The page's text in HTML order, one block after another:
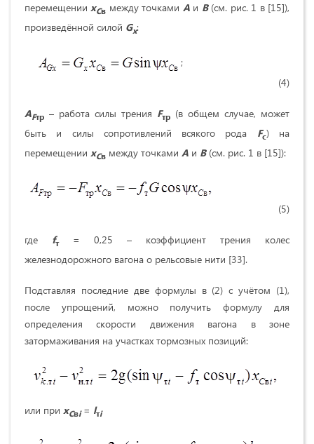
перемещенииxCв между точками Aи B(см. рис. 1 в [15]),
произведённой силой Gx:
;
(4)
AFтр – работа силы трения Fтр (в общем случае, может
быть и силы сопротивлений всякого рода Fс) на
перемещении xCв между точками A и B(см. рис. 1 в [15]):
(5)
где fт= 0,25 – коэффициент трения колес
железнодорожного вагона о рельсовые нити [33].
Подставляя последние две формулы в (2) с учётом (1),
после упрощений, можно получить формулу для
определения скорости движения вагона в зоне
затормаживания на участках тормозных позиций:
или при xCвi= lтi